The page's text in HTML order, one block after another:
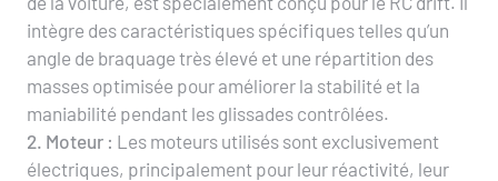
intègre des caractéristiques spécifiques telles qu’un
angle de braquage très élevé et une répartition des
masses optimisée pour améliorer la stabilité et la
maniabilité pendant les glissades contrôlées.
2. Moteur : Les moteurs utilisés sont exclusivement
électriques, principalement pour leur réactivité, leur